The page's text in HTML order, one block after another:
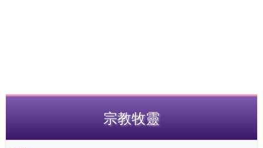
宗教牧靈